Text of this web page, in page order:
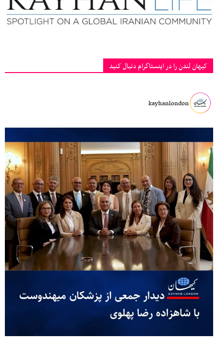
کیهان لندن را در اینستاگرام دنبال کنید
kayhanlondon